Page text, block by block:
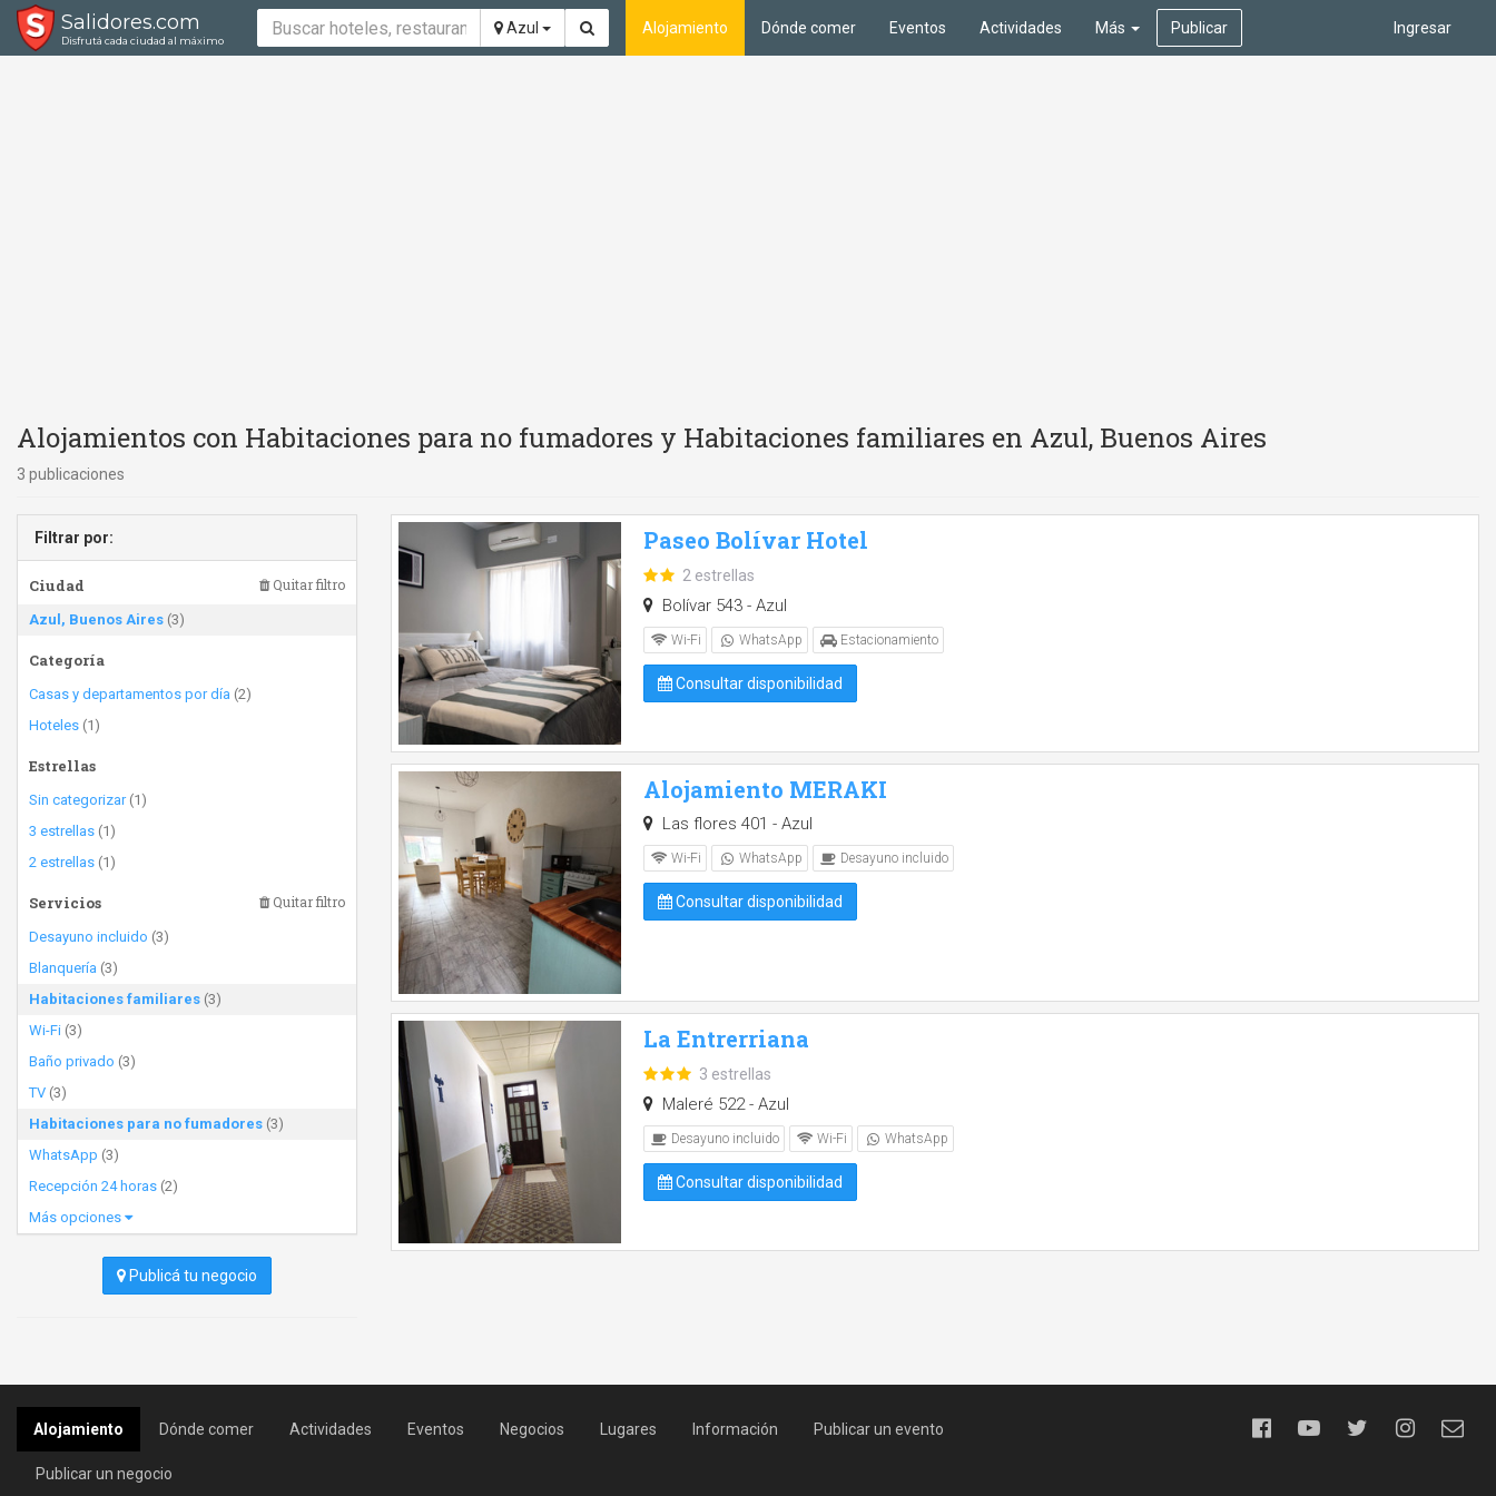
Salidores.com
Disfrutá cada ciudad al máximo
Azul Ingresar
Alojamiento Dónde comer Eventos Actividades Más Publicar
Alojamientos con Habitaciones para no fumadores y Habitaciones familiares en Azul, Buenos Aires
3 publicaciones
Filtrar por:
Ciudad Quitar filtro
Azul, Buenos Aires (3)
Categoría
Casas y departamentos por día (2)
Hoteles (1)
Estrellas
Sin categorizar(1)
3 estrellas (1)
2 estrellas (1)
Servicios Quitar filtro
Desayuno incluido (3)
Blanquería (3)
Habitaciones familiares (3)
Wi-Fi (3)
Baño privado (3)
TV (3)
Habitaciones para no fumadores (3)
WhatsApp (3)
Recepción 24 horas (2)
Más opciones
Publicá tu negocio
Paseo Bolívar Hotel
2 estrellas
Bolívar 543 - Azul
Wi-Fi WhatsApp Estacionamiento
Consultar disponibilidad
Alojamiento MERAKI
Las flores 401 - Azul
Wi-Fi WhatsApp Desayuno incluido
Consultar disponibilidad
La Entrerriana
3 estrellas
Maleré 522 - Azul
Desayuno incluido Wi-Fi WhatsApp
Consultar disponibilidad
Alojamiento Dónde comer Actividades Eventos Negocios Lugares Información Publicar un evento
Publicar un negocio